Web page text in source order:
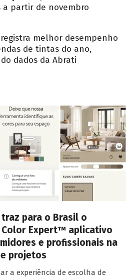
partir de novembro
melhor desempenho
de tintas do ano,
dados da Abrati
para o Brasil o
Expert™ aplicativo
e profissionais na
projetos
a experiência de escolha de